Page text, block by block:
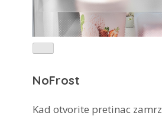
NoFrost
Kad otvorite pretinac